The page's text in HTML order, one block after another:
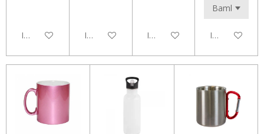
In den WarenkorbIn den WarenkorbIn den WarenkorbIn den